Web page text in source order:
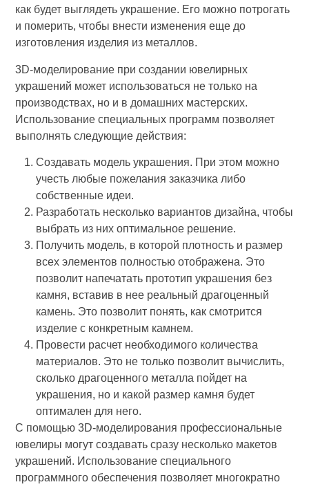
как будет выглядеть украшение. Его можно потрогать
и померить, чтобы внести изменения еще до
изготовления изделия из металлов.
3D-моделирование при создании ювелирных
украшений может использоваться не только на
производствах, но и в домашних мастерских.
Использование специальных программ позволяет
выполнять следующие действия:
Создавать модель украшения. При этом можно
учесть любые пожелания заказчика либо
собственные идеи.
Разработать несколько вариантов дизайна, чтобы
выбрать из них оптимальное решение.
Получить модель, в которой плотность и размер
всех элементов полностью отображена. Это
позволит напечатать прототип украшения без
камня, вставив в нее реальный драгоценный
камень. Это позволит понять, как смотрится
изделие с конкретным камнем.
Провести расчет необходимого количества
материалов. Это не только позволит вычислить,
сколько драгоценного металла пойдет на
украшения, но и какой размер камня будет
оптимален для него.
С помощью 3D-моделирования профессиональные
ювелиры могут создавать сразу несколько макетов
украшений. Использование специального
программного обеспечения позволяет многократно